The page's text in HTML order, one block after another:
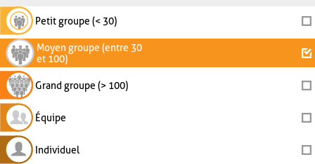
Petit groupe (< 30)
Moyen groupe (entre 30
et 100)
Grand groupe (> 100)
Équipe
Individuel